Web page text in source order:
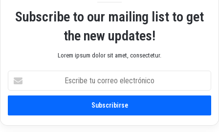
Subscribe to our mailing list to get
the new updates!
Lorem ipsum dolor sit amet, consectetur.
c
i
b